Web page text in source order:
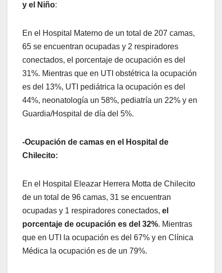
y el Niño:
En el Hospital Materno de un total de 207 camas,
65 se encuentran ocupadas y 2 respiradores
conectados, el porcentaje de ocupación es del
31%. Mientras que en UTI obstétrica la ocupación
es del 13%, UTI pediátrica la ocupación es del
44%, neonatología un 58%, pediatría un 22% y en
Guardia/Hospital de día del 5%.
-Ocupación de camas en el Hospital de
Chilecito:
En el Hospital Eleazar Herrera Motta de Chilecito
de un total de 96 camas, 31 se encuentran
ocupadas y 1 respiradores conectados, el
porcentaje de ocupación es del 32%. Mientras
que en UTI la ocupación es del 67% y en Clínica
Médica la ocupación es de un 79%.